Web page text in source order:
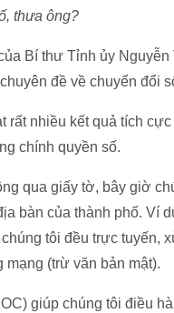
thưa ông?
Bí thư Tỉnh ủy
đề về chuyển đổi
rất nhiều kết quả tích
chính quyền số.
qua giấy tờ, bây giờ
bàn của thành phố. Ví
tôi đều trực tuyến,
(trừ văn bản mật).
giúp chúng tôi điều